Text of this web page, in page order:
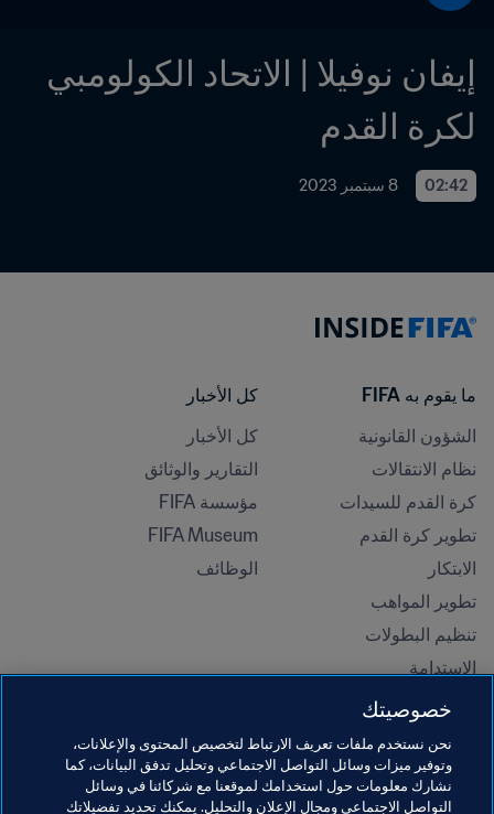
لكرة القدم
02:42 8 سبتمبر 2023
ما يقوم به FIFA
الشؤون القانونية
نظام الانتقالات
كرة القدم للسيدات
تطوير كرة القدم
الابتكار
تطوير المواهب
تنظيم البطولات
الاستدامة
حقوق الإنسان ومناهضة التمييز
المبادرات التعليمية
كل الأخبار
كل الأخبار
التقارير والوثائق
مؤسسة FIFA
FIFA Museum
الوظائف
خصوصيتك
نحن نستخدم ملفات تعريف الارتباط لتخصيص المحتوى والإعلانات،
وتوفير ميزات وسائل التواصل الاجتماعي وتحليل تدفق البيانات، كما
نشارك معلومات حول استخدامك لموقعنا مع شركائنا في وسائل
التواصل الاجتماعي ومجال الإعلان والتحليل. يمكنك تحديد تفضيلاتك